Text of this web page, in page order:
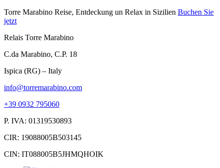
Torre Marabino Reise, Entdeckung un Relax in Sizilien Buchen Sie
jetzt
Relais Torre Marabino
C.da Marabino, C.P. 18
Ispica (RG) – Italy
info@torremarabino.com
+39 0932 795060
P. IVA: 01319530893
CIR: 19088005B503145
CIN: IT088005B5JHMQHOIK